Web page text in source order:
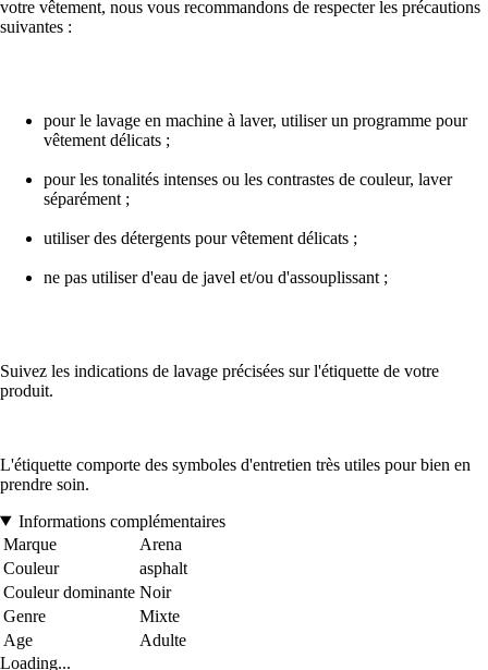
votre vêtement, nous vous recommandons de respecter les précautions
suivantes :
pour le lavage en machine à laver, utiliser un programme pour
vêtement délicats ;
pour les tonalités intenses ou les contrastes de couleur, laver
séparément ;
utiliser des détergents pour vêtement délicats ;
ne pas utiliser d'eau de javel et/ou d'assouplissant ;
Suivez les indications de lavage précisées sur l'étiquette de votre
produit.
L'étiquette comporte des symboles d'entretien très utiles pour bien en
prendre soin.
Informations complémentaires
Marque
Arena
Couleur
asphalt
Couleur dominante Noir
Genre
Mixte
Age
Adulte
Loading...